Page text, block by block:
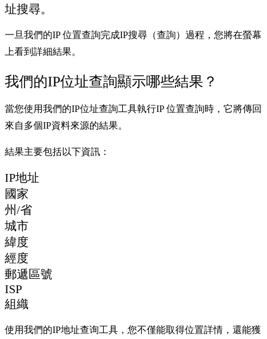
址搜尋。
一旦我們的IP 位置查詢完成IP搜尋（查詢）過程，您將在螢幕
上看到詳細結果。
我們的IP位址查詢顯示哪些結果？
當您使用我們的IP位址查詢工具執行IP 位置查詢時，它將傳回
來自多個IP資料來源的結果。
結果主要包括以下資訊：
IP地址
國家
州/省
城市
緯度
經度
郵遞區號
ISP
組織
使用我們的IP地址查询工具，您不僅能取得位置詳情，還能獲